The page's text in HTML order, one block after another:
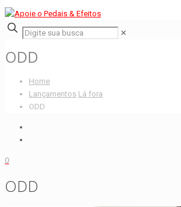
✕
ODD
Home
Lançamentos Lá fora
ODD
0
ODD